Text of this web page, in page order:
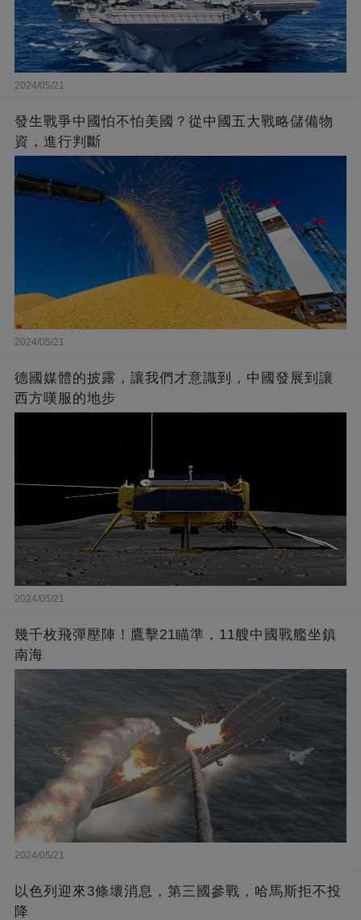
2024/05/21
發生戰爭中國怕不怕美國？從中國五大戰略儲備物
資，進行判斷
2024/05/21
德國媒體的披露，讓我們才意識到，中國發展到讓
西方嘆服的地步
2024/05/21
幾千枚飛彈壓陣！鷹擊21瞄準，11艘中國戰艦坐鎮
南海
2024/05/21
以色列迎來3條壞消息，第三國參戰，哈馬斯拒不投
降